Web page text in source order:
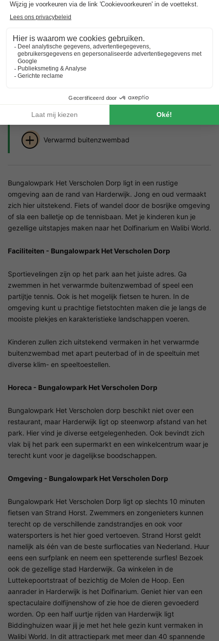
Ontdek meer over het park en de bezienswaardigheden
Highlightsvan het vakantiepark
Beste surflocatie 'strand Horst'
Verwarmd buitenzwembad
Bungalowpark Het Verscholen Dorp ligt in een rustige
omgeving aan de rand van Harderwijk. Jong en oud vermaakt
zich hier uitstekend. Fiets of wandel door de bosrijke omgeving
of sla een balletje op de tennisbaan. Met je kinderen kun je
gezellige uitstapjes maken naar het Dolfinarium en Walibi World.
Faciliteiten - Bungalowpark Het Verscholen Dorp
Sportievelingen zijn op het park aan het juiste adres. Ga
zwemmen in het verwarmde buitenzwembad of speel een
partijtje tennis. Ook is het mogelijk fietsen te huren. In de
omgeving kunt u prachtige fietstochten maken die je langs de
mooiste plekjes en karakteristieke landschappen voeren.
Kinderen zullen zich uitstekend vermaken in het verwarmde
buitenzwembad met apart peuterbad of in de speeltuin met
diverse klim- en speeltoestellen.
Horeca - Bungalowpark Het Verscholen Dorp
Bungalowpark Het Verscholen dorp beschikt niet over een
restaurant, maar Harderwijk ligt op steenworp afstand van het
park. Hier vind je diverse eetgelegenheden. Ook bevindt zich
vlak bij het park een supermarkt en een winkelcentrum waar je
terecht kunt voor je dagelijkse boodschappen.
Omgeving - Bungalowpark Het Verscholen Dorp
Bungalowpark Het Verscholen Dorp ligt op slechts 10 minuten
fietsen van Strand Horst. Zwemmers en zongenieters kunnen
terecht op de verschillende zandstrandjes en ook voor
watersporters is het hier goed vertoeven. Strand Horst geldt
namelijk als één van de beste surflocaties van Nederland. Huur
eens een surfplank en neem een spetterende surfles! Bezoek
ook de gezellige stad Harderwijk. Ga winkelen in de
Luttekepoortstraat of bezichtig de Molen de Hoop. Een
aanrader in Harderwijk is het Dolfinarium. Geniet hier van een
spectaculaire dolfijnenshow of zie hoe de dieren gevoederd
worden. Op een half uurtje rijden van Harderwijk ligt
Biddinghuizen waar jij je met het hele gezin kunt vermaken in
Walibi World. In dit attractiepark met meer dan 40 spannende